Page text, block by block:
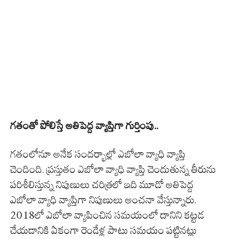
గతంతో పోలిస్తే అతిపెద్ద వ్యాప్తిగా గుర్తింపు..
గతంలోనూ అనేక సందర్భాల్లో ఎబోలా వ్యాధి వ్యాప్తి
చెందింది. ప్రస్తుతం ఎబోలా వ్యాధి వ్యాప్తి చెందుతున్న తీరును
పరిశీలిస్తున్న నిపుణులు చరిత్రలో ఇది మూడో అతిపెద్ద
ఎబోలా వ్యాధి వ్యాప్తిగా నిపుణులు అంచనా వేస్తున్నారు.
2018లో ఎబోలా వ్యాపించిన సమయంలో దానిని కట్టడ
చేయడానికి ఏకంగా రెండేళ్ల పాటు సమయం పట్టినట్లు